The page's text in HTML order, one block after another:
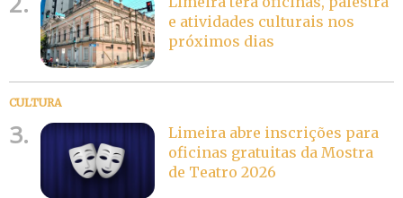
e atividades culturais nos
próximos dias
CULTURA
3.
Limeira abre inscrições para
oficinas gratuitas da Mostra
de Teatro 2026